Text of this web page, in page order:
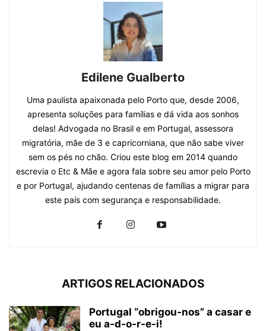
Edilene Gualberto
Uma paulista apaixonada pelo Porto que, desde 2006,
apresenta soluções para famílias e dá vida aos sonhos
delas! Advogada no Brasil e em Portugal, assessora
migratória, mãe de 3 e capricorniana, que não sabe viver
sem os pés no chão. Criou este blog em 2014 quando
escrevia o Etc & Mãe e agora fala sobre seu amor pelo Porto
e por Portugal, ajudando centenas de famílias a migrar para
este país com segurança e responsabilidade.
ARTIGOS RELACIONADOS
Portugal “obrigou-nos” a casar e
eu a-d-o-r-e-i!